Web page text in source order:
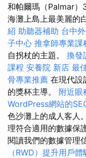
和帕爾瑪（Palmar）
海灘上島上最美麗的
紹 助聽器補助 台中
子中心 推拿師專業課
自拐杖的主題。 換發
課程 安養院 新店 最
骨專業推薦 在現代設
的獎杯主導。 附近眼
WordPress網站的
色沙灘上的成人客人
理符合適用的數據保
閱讀我們的數據管理
（RWD）提升用戶體